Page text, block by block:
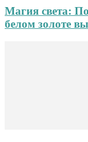
Магия света:
белом золоте